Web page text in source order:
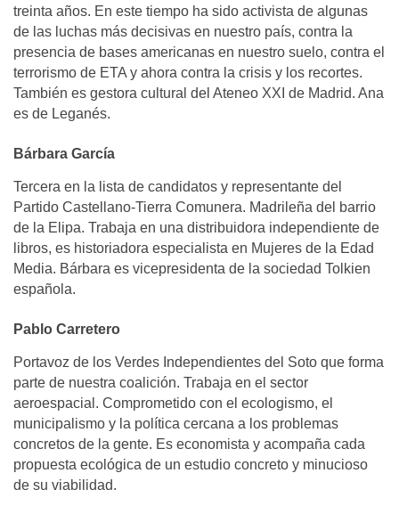
treinta años. En este tiempo ha sido activista de algunas
de las luchas más decisivas en nuestro país, contra la
presencia de bases americanas en nuestro suelo, contra el
terrorismo de ETA y ahora contra la crisis y los recortes.
También es gestora cultural del Ateneo XXI de Madrid. Ana
es de Leganés.
Bárbara García
Tercera en la lista de candidatos y representante del
Partido Castellano-Tierra Comunera. Madrileña del barrio
de la Elipa. Trabaja en una distribuidora independiente de
libros, es historiadora especialista en Mujeres de la Edad
Media. Bárbara es vicepresidenta de la sociedad Tolkien
española.
Pablo Carretero
Portavoz de los Verdes Independientes del Soto que forma
parte de nuestra coalición. Trabaja en el sector
aeroespacial. Comprometido con el ecologismo, el
municipalismo y la política cercana a los problemas
concretos de la gente. Es economista y acompaña cada
propuesta ecológica de un estudio concreto y minucioso
de su viabilidad.